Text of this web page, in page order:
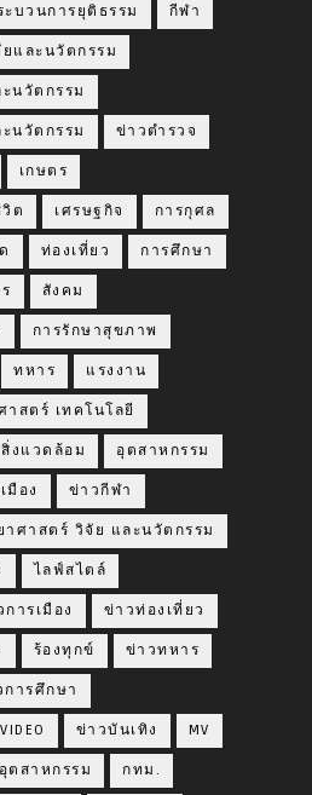
ะบวนการยุติธรรม กีฬา
และนวัตกรรม
นวัตกรรม
นวัตกรรม ข่าวตำรวจ
เกษตร
ต เศรษฐกิจ การกุศล
ท่องเที่ยว การศึกษา
สังคม
การรักษาสุขภาพ
ทหาร แรงงาน
าสตร์ เทคโนโลยี
สิ่งแวดล้อม อุตสาหกรรม
มือง ข่าวกีฬา
าศาสตร์ วิจัย และนวัตกรรม
ไลฟ์สไตล์
การเมือง ข่าวท่องเที่ยว
ร้องทุกข์ ข่าวทหาร
การศึกษา
VIDEO ข่าวบันเทิง MV
ตสาหกรรม กทม.